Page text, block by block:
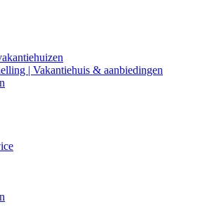
| Vakantiehuis & aanbiedingen